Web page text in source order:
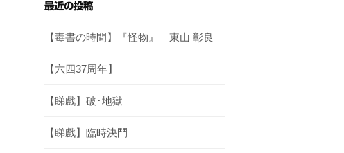
最近の投稿
【毒書の時間】『怪物』 東山 彰良
【六四37周年】
【睇戲】破･地獄
【睇戲】臨時決鬥